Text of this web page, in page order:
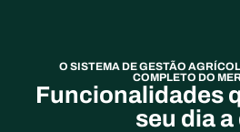
O SISTEMA DE GESTÃO
COMPLETO DO
Funcionalidades
seu dia a